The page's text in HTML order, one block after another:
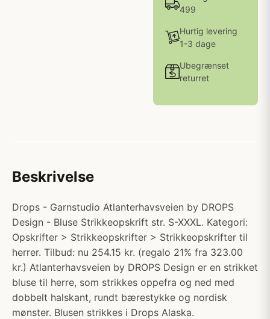
499
Hurtig levering
1-3 dage
Ubegrænset
returret
Beskrivelse
Drops - Garnstudio Atlanterhavsveien by DROPS
Design - Bluse Strikkeopskrift str. S-XXXL. Kategori:
Opskrifter > Strikkeopskrifter > Strikkeopskrifter til
herrer. Tilbud: nu 254.15 kr. (regalo 21% fra 323.00
kr.) Atlanterhavsveien by DROPS Design er en strikket
bluse til herre, som strikkes oppefra og ned med
dobbelt halskant, rundt bærestykke og nordisk
mønster. Blusen strikkes i Drops Alaska.